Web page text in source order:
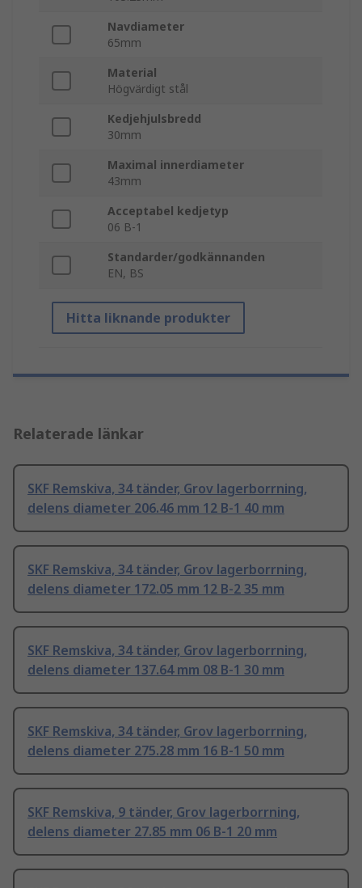
Navdiameter
65mm
Material
Högvärdigt stål
Kedjehjulsbredd
30mm
Maximal innerdiameter
43mm
Acceptabel kedjetyp
06 B-1
Standarder/godkännanden
EN, BS
Hitta liknande produkter
Relaterade länkar
SKF Remskiva, 34 tänder, Grov lagerborrning,
delens diameter 206.46 mm 12 B-1 40 mm
SKF Remskiva, 34 tänder, Grov lagerborrning,
delens diameter 172.05 mm 12 B-2 35 mm
SKF Remskiva, 34 tänder, Grov lagerborrning,
delens diameter 137.64 mm 08 B-1 30 mm
SKF Remskiva, 34 tänder, Grov lagerborrning,
delens diameter 275.28 mm 16 B-1 50 mm
SKF Remskiva, 9 tänder, Grov lagerborrning,
delens diameter 27.85 mm 06 B-1 20 mm